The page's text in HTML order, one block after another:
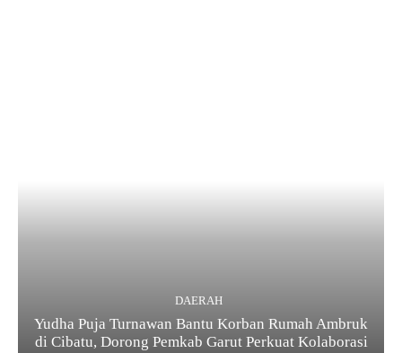
DAERAH
Yudha Puja Turnawan Bantu Korban Rumah Ambruk
di Cibatu, Dorong Pemkab Garut Perkuat Kolaborasi